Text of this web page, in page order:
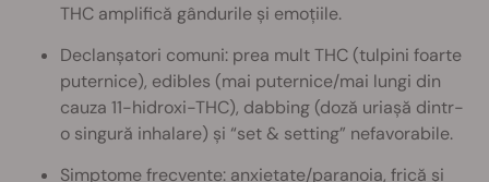
THC amplifică gândurile și emoțiile.
Declanșatori comuni: prea mult THC (tulpini foarte
puternice), edibles (mai puternice/mai lungi din
cauza 11-hidroxi-THC), dabbing (doză uriașă dintr-
o singură inhalare) și “set & setting” nefavorabile.
Simptome frecvente: anxietate/paranoia, frică și